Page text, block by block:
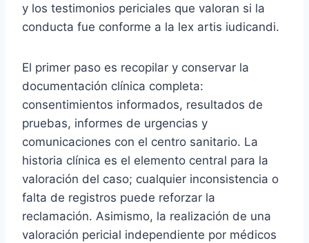
y los testimonios periciales que valoran si la
conducta fue conforme a la lex artis iudicandi.
El primer paso es recopilar y conservar la
documentación clínica completa:
consentimientos informados, resultados de
pruebas, informes de urgencias y
comunicaciones con el centro sanitario. La
historia clínica es el elemento central para la
valoración del caso; cualquier inconsistencia o
falta de registros puede reforzar la
reclamación. Asimismo, la realización de una
valoración pericial independiente por médicos